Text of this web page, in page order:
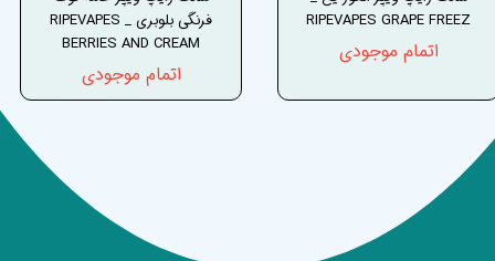
RIPEVAPES GRAPE FREEZ
اتمام موجودی
فرنگی بلوبری _ RIPEVAPES
BERRIES AND CREAM
اتمام موجودی